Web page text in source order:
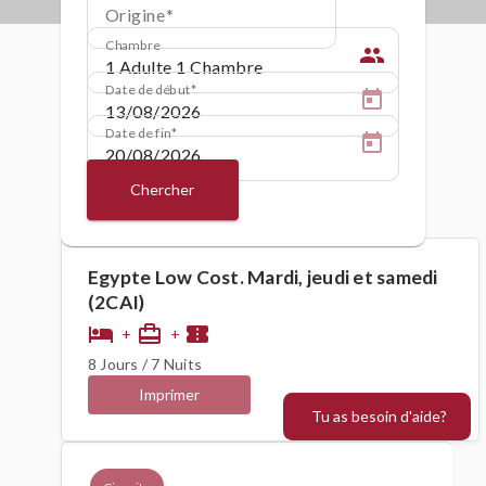
Origine
Chambre people
Date de début
Date de fin
Chercher
Egypte Low Cost. Mardi, jeudi et samedi
(2CAI)
hotel + card_travel + confirmation_number
8 Jours / 7 Nuits
Imprimer
Tu as besoin d'aide?